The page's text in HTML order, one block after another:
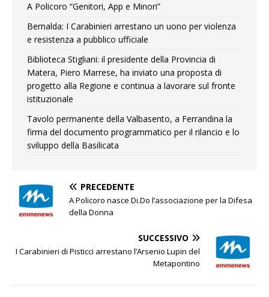
A Policoro “Genitori, App e Minori”
Bernalda: I Carabinieri arrestano un uono per violenza
e resistenza a pubblico ufficiale
Biblioteca Stigliani: il presidente della Provincia di
Matera, Piero Marrese, ha inviato una proposta di
progetto alla Regione e continua a lavorare sul fronte
istituzionale
Tavolo permanente della Valbasento, a Ferrandina la
firma del documento programmatico per il rilancio e lo
sviluppo della Basilicata
PRECEDENTE
A Policoro nasce Di.Do l’associazione per la Difesa
della Donna
SUCCESSIVO
I Carabinieri di Pisticci arrestano l’Arsenio Lupin del
Metapontino